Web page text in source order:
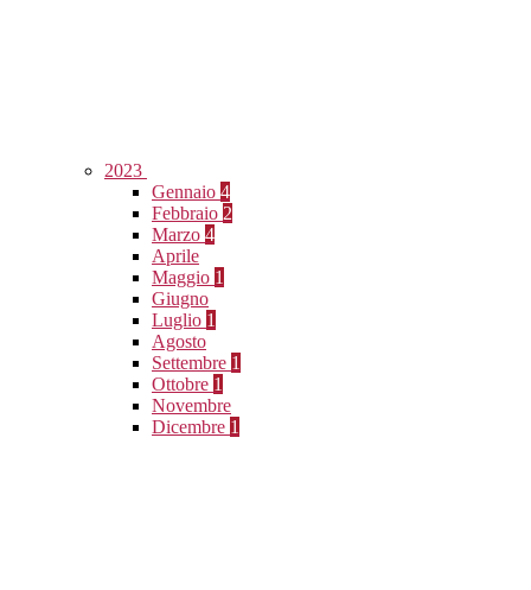
2023
Gennaio 4
Febbraio 2
Marzo 4
Aprile
Maggio 1
Giugno
Luglio 1
Agosto
Settembre 1
Ottobre 1
Novembre
Dicembre 1